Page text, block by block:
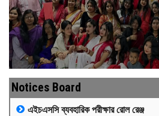
FACULTIES
ACADEMICS
GALLERY
Notices Board
এইচএসসি ব্যবহারিক পরীক্ষার রোল রেঞ্জ